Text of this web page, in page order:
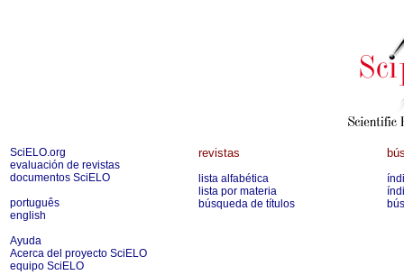
SciELO.org
evaluación de revistas
documentos SciELO
português
english
Ayuda
Acerca del proyecto SciELO
equipo SciELO
revistas
lista alfabética
lista por materia
búsqueda de títulos